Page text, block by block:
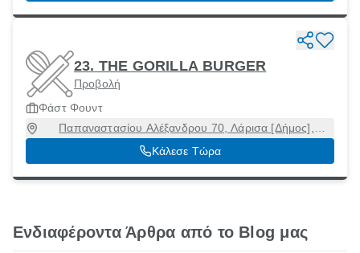
23. THE GORILLA BURGER
Προβολή
Φάστ Φουντ
Παπαναστασίου Αλέξανδρου 70, Λάρισα [Δήμος],
Λάρισα, 41222
Κάλεσε Τώρα
Ενδιαφέροντα Άρθρα από το Blog μας